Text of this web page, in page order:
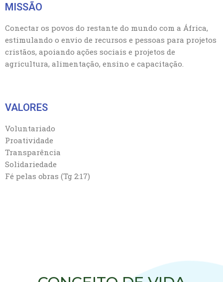
MISSÃO
Conectar os povos do restante do mundo com a África,
estimulando o envio de recursos e pessoas para projetos
cristãos, apoiando ações sociais e projetos de
agricultura, alimentação, ensino e capacitação.
VALORES
Voluntariado
Proatividade
Transparência
Solidariedade
Fé pelas obras (Tg 2:17)